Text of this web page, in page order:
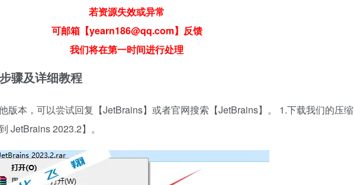
若资源失效或异常
可邮箱【yearn186@qq.com】反馈
我们将在第一时间进行处理
骤及详细教程
版本，可以尝试回复【JetBrains】或者官网搜索【JetBrains】。 1.下载我们的压缩
JetBrains 2023.2】。